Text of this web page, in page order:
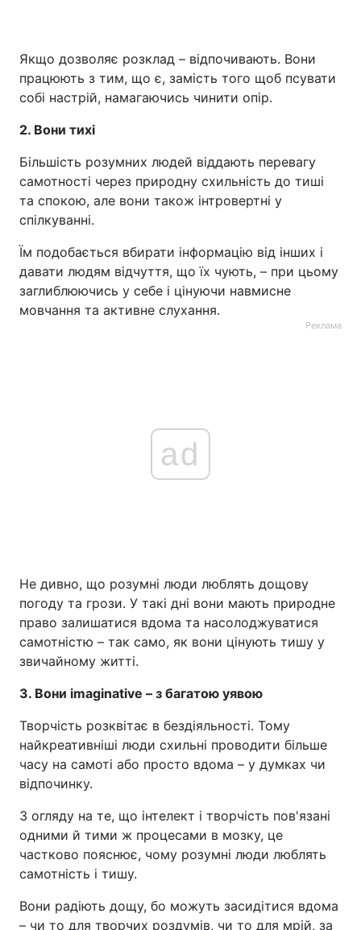
Якщо дозволяє розклад – відпочивають. Вони
працюють з тим, що є, замість того щоб псувати
собі настрій, намагаючись чинити опір.
2. Вони тихі
Більшість розумних людей віддають перевагу
самотності через природну схильність до тиші
та спокою, але вони також інтровертні у
спілкуванні.
Їм подобається вбирати інформацію від інших і
давати людям відчуття, що їх чують, – при цьому
заглиблюючись у себе і цінуючи навмисне
мовчання та активне слухання.
Реклама
ad
Не дивно, що розумні люди люблять дощову
погоду та грози. У такі дні вони мають природне
право залишатися вдома та насолоджуватися
самотністю – так само, як вони цінують тишу у
звичайному житті.
3. Вони imaginative – з багатою уявою
Творчість розквітає в бездіяльності. Тому
найкреативніші люди схильні проводити більше
часу на самоті або просто вдома – у думках чи
відпочинку.
З огляду на те, що інтелект і творчість пов'язані
одними й тими ж процесами в мозку, це
частково пояснює, чому розумні люди люблять
самотність і тишу.
Вони радіють дощу, бо можуть засидітися вдома
– чи то для творчих роздумів, чи то для мрій, за